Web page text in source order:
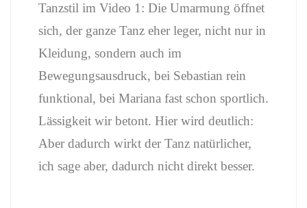
Tanzstil im Video 1: Die Umarmung öffnet
sich, der ganze Tanz eher leger, nicht nur in
Kleidung, sondern auch im
Bewegungsausdruck, bei Sebastian rein
funktional, bei Mariana fast schon sportlich.
Lässigkeit wir betont. Hier wird deutlich:
Aber dadurch wirkt der Tanz natürlicher,
ich sage aber, dadurch nicht direkt besser.